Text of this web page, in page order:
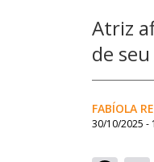
Atriz
de
FABÍOLA
30/10/2025 -